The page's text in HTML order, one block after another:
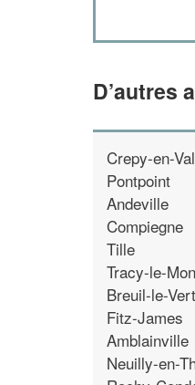
D’autres
Crepy-en-
Pontpoint
Andeville
Compiegne
Tille
Tracy-le-
Breuil-le-Vert
Fitz-James
Amblainville
Neuilly-en-